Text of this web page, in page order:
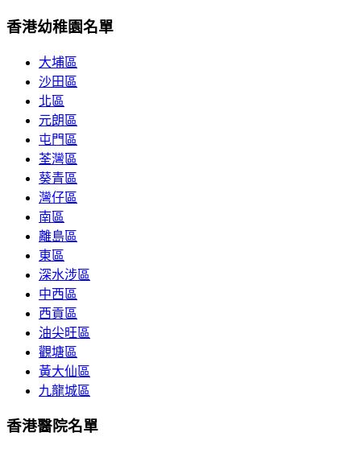
香港幼稚園名單
大埔區
沙田區
北區
元朗區
屯門區
荃灣區
葵青區
灣仔區
南區
離島區
東區
深水涉區
中西區
西貢區
油尖旺區
觀塘區
黃大仙區
九龍城區
香港醫院名單